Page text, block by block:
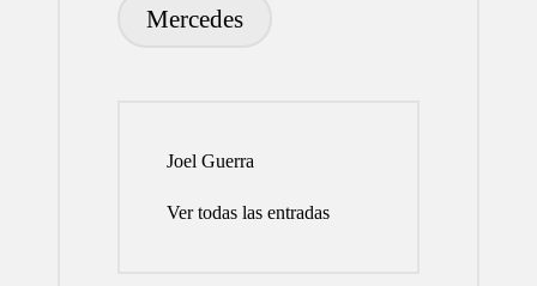
Mercedes
Joel Guerra
Ver todas las entradas